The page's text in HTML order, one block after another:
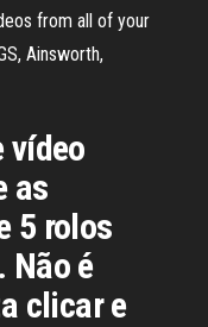
from all of your
Ainsworth,
vídeo
as
5 rolos
é
clicar e